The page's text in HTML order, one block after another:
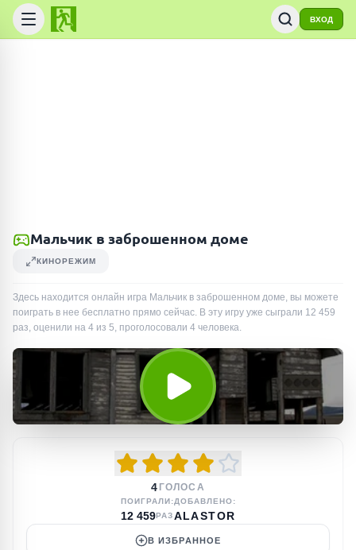
ВХОД
Мальчик в заброшенном доме
КИНОРЕЖИМ
Здесь находится онлайн игра Мальчик в заброшенном доме, вы можете
поиграть в нее бесплатно прямо сейчас. В эту игру уже сыграли 12 459
раз, оценили на 4 из 5, проголосовали 4 человека.
4 ГОЛОСА
ПОИГРАЛИ:
12 459РАЗ
ДОБАВЛЕНО:
ALASTOR
В ИЗБРАННОЕ